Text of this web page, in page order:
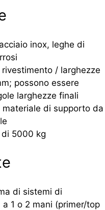
inox, leghe di
/ larghezze
possono essere
larghezze finali
di supporto da
5000 kg
di sistemi di
1 o 2 mani (primer/top